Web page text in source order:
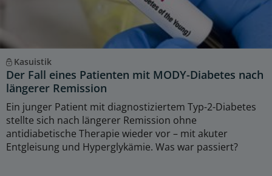
Kasuistik
Der Fall eines Patienten mit MODY-Diabetes nach
längerer Remission
Ein junger Patient mit diagnostiziertem Typ-2-Diabetes
stellte sich nach längerer Remission ohne
antidiabetische Therapie wieder vor – mit akuter
Entgleisung und Hyperglykämie. Was war passiert?